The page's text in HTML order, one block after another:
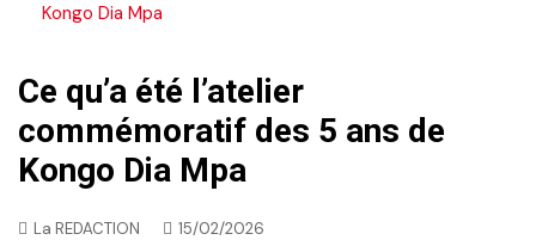
Kongo Dia Mpa
Ce qu’a été l’atelier
commémoratif des 5 ans de
Kongo Dia Mpa
La REDACTION 15/02/2026